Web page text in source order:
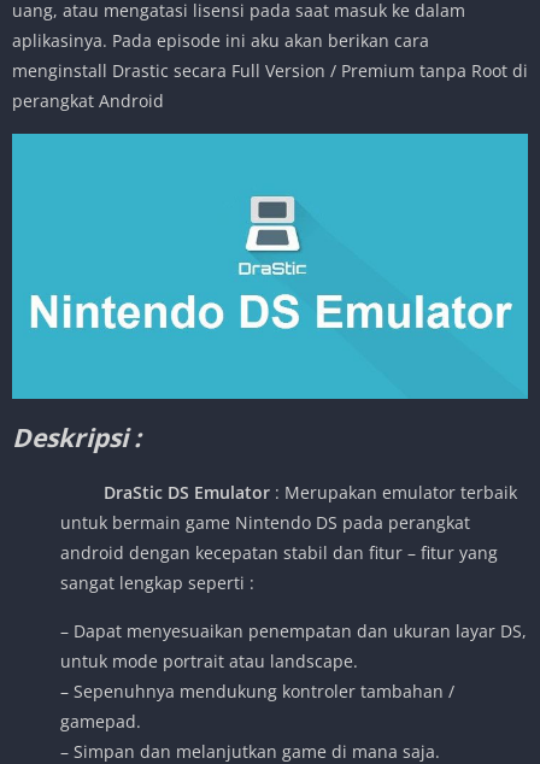
uang, atau mengatasi lisensi pada saat masuk ke dalam
aplikasinya. Pada episode ini aku akan berikan cara
menginstall Drastic secara Full Version / Premium tanpa Root di
perangkat Android
Deskripsi :
DraStic DS Emulator : Merupakan emulator terbaik
untuk bermain game Nintendo DS pada perangkat
android dengan kecepatan stabil dan fitur – fitur yang
sangat lengkap seperti :
– Dapat menyesuaikan penempatan dan ukuran layar DS,
untuk mode portrait atau landscape.
– Sepenuhnya mendukung kontroler tambahan /
gamepad.
– Simpan dan melanjutkan game di mana saja.